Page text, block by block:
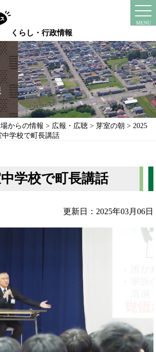
くらし・行政情報
MENU
からの情報 > 広報・広聴 >芽室の朝 > 2025
中学校で町長講話
学校で町長講話
更新日：2025年03月06日